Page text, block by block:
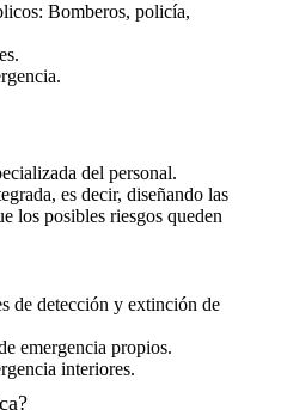
Bomberos, policía,
del personal.
es decir, diseñando las
los posibles riesgos queden
de detección y extinción de
emergencia propios.
interiores.